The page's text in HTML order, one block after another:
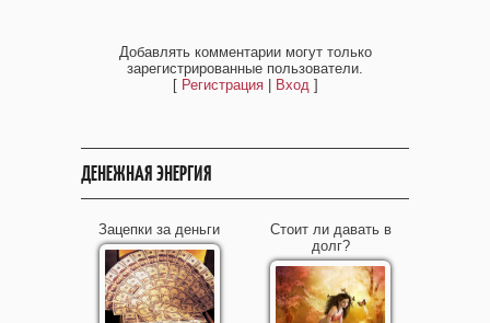
Добавлять комментарии могут только
зарегистрированные пользователи.
[ Регистрация| Вход ]
ДЕНЕЖНАЯ ЭНЕРГИЯ
Зацепки за деньги
Стоит ли давать в
долг?